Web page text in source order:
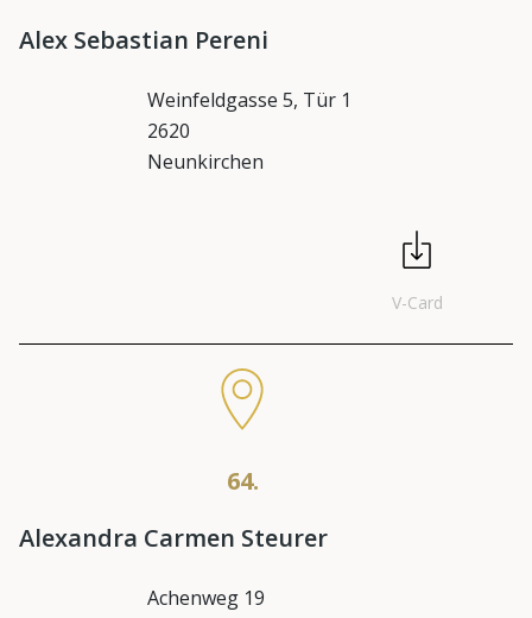
Alex Sebastian Pereni
Weinfeldgasse 5, Tür 1
2620
Neunkirchen
V-Card
64.
Alexandra Carmen Steurer
Achenweg 19